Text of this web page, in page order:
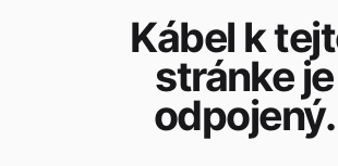
Kábel k
stránke je
odpojený.